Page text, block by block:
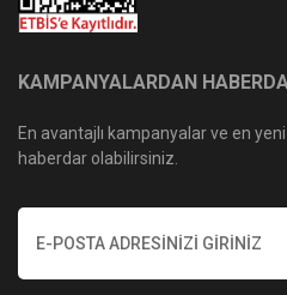
KAMPANYALARDAN
En avantajlı kampanyalar ve en
haberdar olabilirsiniz.